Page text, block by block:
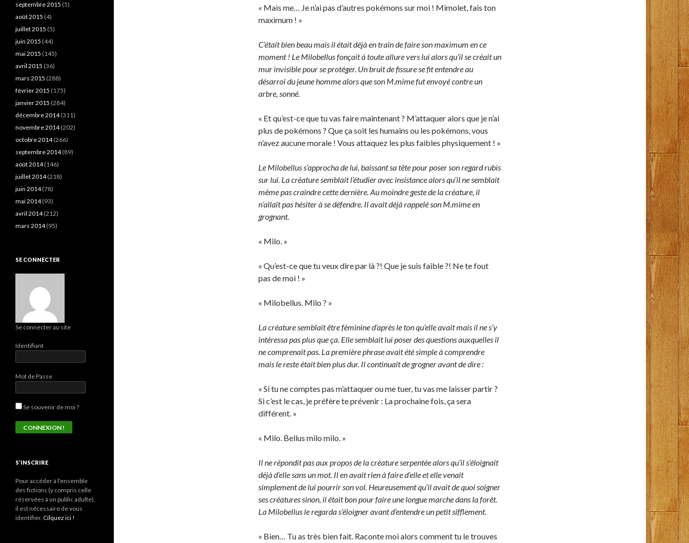
« Mais me… Je n’ai pas d’autres pokémons sur moi ! Mimolet, fais ton
maximum ! »
C’était bien beau mais il était déjà en train de faire son maximum en ce
moment ! Le Milobellus fonçait à toute allure vers lui alors qu’il se créait un
mur invisible pour se protéger. Un bruit de fissure se fit entendre au
désarroi du jeune homme alors que son M.mime fut envoyé contre un
arbre, sonné.
« Et qu’est-ce que tu vas faire maintenant ? M’attaquer alors que je n’ai
plus de pokémons ? Que ça soit les humains ou les pokémons, vous
n’avez aucune morale ! Vous attaquez les plus faibles physiquement ! »
Le Milobellus s’approcha de lui, baissant sa tête pour poser son regard rubis
sur lui. La créature semblait l’étudier avec insistance alors qu’il ne semblait
même pas craindre cette dernière. Au moindre geste de la créature, il
n’allait pas hésiter à se défendre. Il avait déjà rappelé son M.mime en
grognant.
« Milo. »
« Qu’est-ce que tu veux dire par là ?! Que je suis faible ?! Ne te fout
pas de moi ! »
« Milobellus. Milo ? »
La créature semblait être féminine d’après le ton qu’elle avait mais il ne s’y
intéressa pas plus que ça. Elle semblait lui poser des questions auxquelles il
ne comprenait pas. La première phrase avait été simple à comprendre
mais le reste était bien plus dur. Il continuait de grogner avant de dire :
« Si tu ne comptes pas m’attaquer ou me tuer, tu vas me laisser partir ?
Si c’est le cas, je préfère te prévenir : La prochaine fois, ça sera
différent. »
« Milo. Bellus milo milo. »
Il ne répondit pas aux propos de la créature serpentée alors qu’il s’éloignait
déjà d’elle sans un mot. Il en avait rien à faire d’elle et elle venait
simplement de lui pourrir son vol. Heureusement qu’il avait de quoi soigner
ses créatures sinon, il était bon pour faire une longue marche dans la forêt.
La Milobellus le regarda s’éloigner avant d’entendre un petit sifflement.
« Bien… Tu as très bien fait. Raconte moi alors comment tu le trouves
septembre 2015 (5)
août 2015 (4)
juillet 2015 (5)
juin 2015 (44)
mai 2015 (145)
avril 2015 (36)
mars 2015 (288)
février 2015 (175)
janvier 2015 (284)
décembre 2014(311)
novembre 2014(202)
octobre 2014(266)
septembre 2014(89)
août 2014(146)
juillet 2014(218)
juin 2014(78)
mai 2014(93)
avril 2014(212)
mars 2014(95)
SE CONNECTER
Se connecter au site
Identifiant
Mot de Passe
Se souvenir de moi ?
S’INSCRIRE
Pour accéder à l'ensemble
des fictions (y compris celle
réservées à un public adulte),
il est nécessaire de vous
identifier. Cilquez ici !